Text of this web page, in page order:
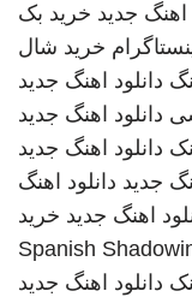
اهنگ جدید خرید بک
خرید شال
دانلود اهنگ جدید
دانلود اهنگ جدید
دانلود اهنگ جدید
جدید دانلود اهنگ
اهنگ جدید خرید
Spanish
دانلود اهنگ جدید